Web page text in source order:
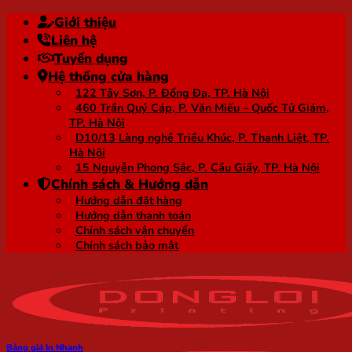
qua
nội
dung
Giới thiệu
Liên hệ
Tuyển dụng
Hệ thống cửa hàng
122 Tây Sơn, P. Đống Đa, TP. Hà Nội
460 Trần Quý Cáp, P. Văn Miếu – Quốc Tử Giám,
TP. Hà Nội
D10/13 Làng nghề Triều Khúc, P. Thanh Liệt, TP.
Hà Nội
15 Nguyễn Phong Sắc, P. Cầu Giấy, TP. Hà Nội
Chính sách & Hướng dẫn
Hướng dẫn đặt hàng
Hướng dẫn thanh toán
Chính sách vận chuyển
Chính sách bảo mật
Bảng giá In Nhanh